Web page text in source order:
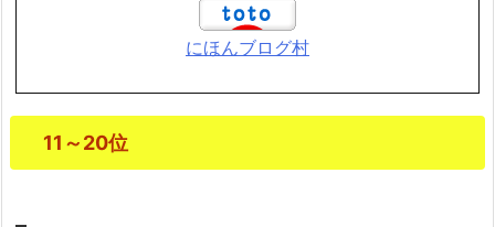
にほんブログ村
11～20位